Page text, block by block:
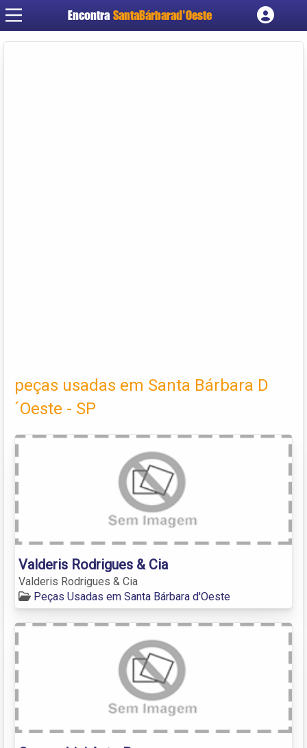
Encontra SantaBárbarad'Oeste
Cadastrar empresa
peças usadas em Santa Bárbara D
´Oeste - SP
Valderis Rodrigues & Cia
Valderis Rodrigues & Cia
Peças Usadas em Santa Bárbara d'Oeste